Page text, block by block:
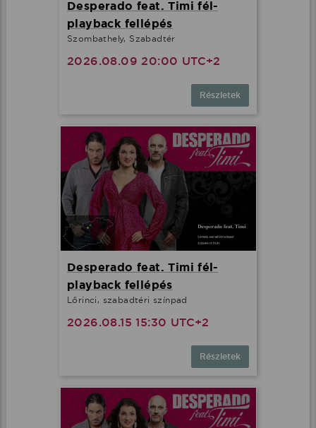
Desperado feat. Timi fél-
playback fellépés
Szombathely, Szabadtér
2026.08.09 20:00 UTC+2
Részletek
Desperado feat. Timi fél-
playback fellépés
Lőrinci, szabadtéri színpad
2026.08.15 15:30 UTC+2
Részletek